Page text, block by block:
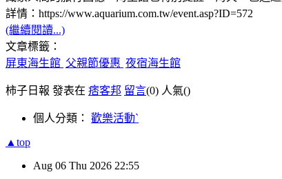
詳情：https://www.aquarium.com.tw/event.asp?ID=572
(繼續閱讀...)
文章標籤：
屏東海生館 父親節優惠 夜宿海生館
柿子日報 發表在 痞客邦 留言(0) 人氣()
個人分類： 歡樂活動ˋ
▲top
Aug 06 Thu 2026 22:55